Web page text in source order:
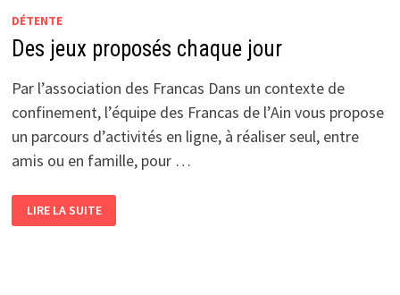
DÉTENTE
Des jeux proposés chaque jour
Par l’association des Francas Dans un contexte de
confinement, l’équipe des Francas de l’Ain vous propose
un parcours d’activités en ligne, à réaliser seul, entre
amis ou en famille, pour …
JEUX
PROPOSÉS
LIRE LA SUITE